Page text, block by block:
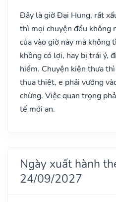
Đây là giờ Đại Hung, rất
thì mọi chuyện đều không
của vào giờ này mà không
không có lợi, hay bị trái ý,
hiểm. Chuyện kiện thưa
thua thiệt, e phải vướng
chừng. Việc quan trọng
tế mới an.
Ngày xuất hành
24/09/2027